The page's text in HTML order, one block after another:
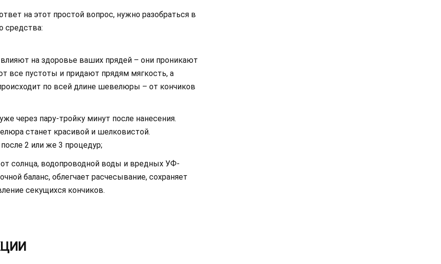
на этот простой вопрос, нужно разобраться в
средства:
на здоровье ваших прядей – они проникают
все пустоты и придают прядям мягкость, а
по всей длине шевелюры – от кончиков
через пару-тройку минут после нанесения.
станет красивой и шелковистой.
2 или же 3 процедур;
солнца, водопроводной воды и вредных УФ-
баланс, облегчает расчесывание, сохраняет
секущихся кончиков.